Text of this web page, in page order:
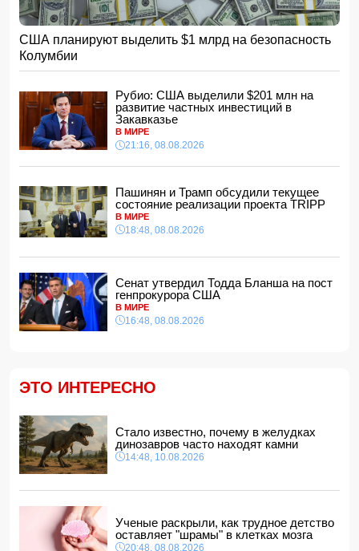
передавали данные в Китай
12:34, 10.08.2026
Хабиб Нурмагомедов объяснил, почему не отвечал на
оскорбления Макгрегора
12:28, 10.08.2026
Британский аналитик: Моджтаба Хаменеи умер
12:12, 10.08.2026
Новоизбранный премьер-министр Литвы позвонил
Президенту Азербайджана
11:48, 10.08.2026
В Баку на пляже обнаружено тело мужчины
в Европу по Севморпути
11:34, 10.08.2026
Заработки звезды "Гарри Поттера" на OnlyFans
превзошли оплату за актерскую карьеру
11:30, 10.08.2026
СМИ: Гражданская война в Судане поставила под
угрозу пирамиды Мероэ
11:28, 10.08.2026
В Гаджигабульском районе тесть избил палкой пьяного
зятя
11:24, 10.08.2026
Анна Седокова показала фигуру в мини-платье с
крыльями и чулках
11:22, 10.08.2026
США планируют выделить $1 млрд на безопасность
Колумбии
Рубио: США выделили $201 млн на
развитие частных инвестиций в
Закавказье
В МИРЕ
21:16, 08.08.2026
Пашинян и Трамп обсудили текущее
состояние реализации проекта TRIPP
В МИРЕ
18:48, 08.08.2026
Сенат утвердил Тодда Бланша на пост
генпрокурора США
В МИРЕ
16:48, 08.08.2026
ЭТО ИНТЕРЕСНО
Стало известно, почему в желудках
динозавров часто находят камни
14:48, 10.08.2026
Ученые раскрыли, как трудное детство
оставляет "шрамы" в клетках мозга
20:48, 08.08.2026